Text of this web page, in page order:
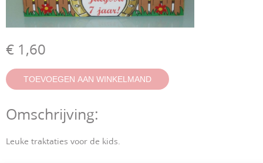
€ 1,60
Omschrijving:
Leuke traktaties voor de kids.